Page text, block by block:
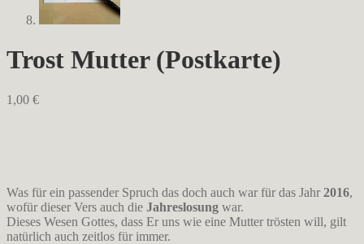
Trost Mutter (Postkarte)
1,00 €
Was für ein passender Spruch das doch auch war für das Jahr 2016,
wofür dieser Vers auch die Jahreslosung war.
Dieses Wesen Gottes, dass Er uns wie eine Mutter trösten will, gilt
natürlich auch zeitlos für immer.